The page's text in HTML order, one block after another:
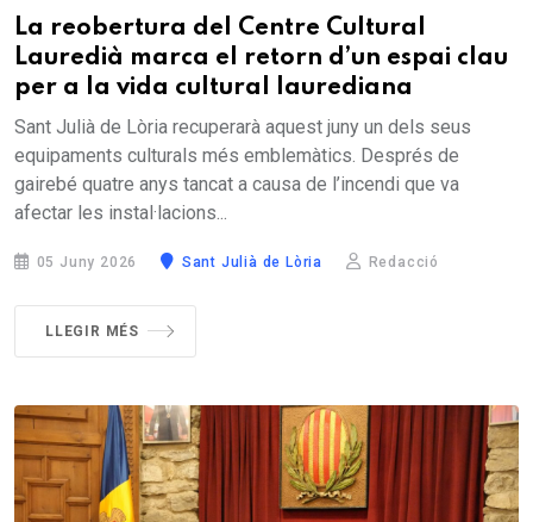
La reobertura del Centre Cultural
Lauredià marca el retorn d’un espai clau
per a la vida cultural laurediana
Sant Julià de Lòria recuperarà aquest juny un dels seus
equipaments culturals més emblemàtics. Després de
gairebé quatre anys tancat a causa de l’incendi que va
afectar les instal·lacions...
05 Juny 2026 Sant Julià de Lòria Redacció
LLEGIR MÉS